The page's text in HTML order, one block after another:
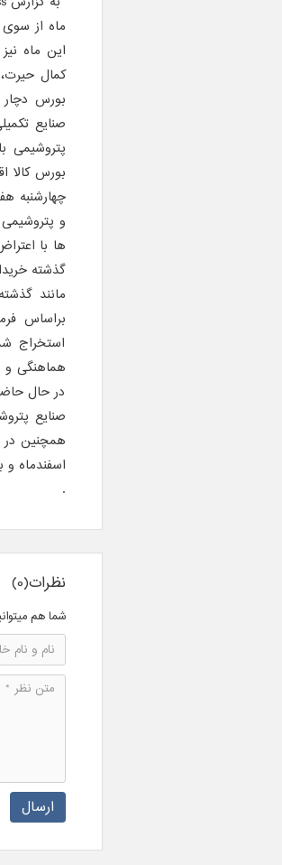
ماه از سوی
این ماه
کمال
بورس دچار
صنایع
پتروشیمی
بورس کالا
و
ها با
گذشته
مانند
براساس
استخراج
هماهنگی و
در حال
همچنین در
اسفندماه و براساس
.
نظرات(0)
شما هم
ارسال